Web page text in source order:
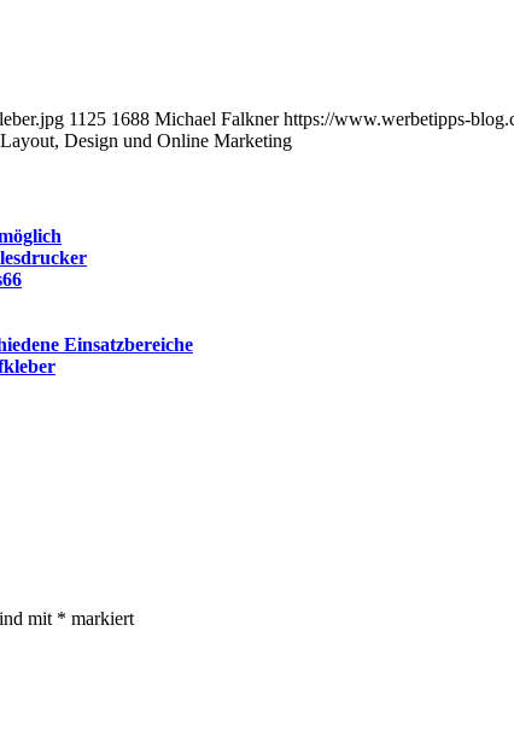
1125 1688 Michael Falkner https://www.werbetipps-
Design und Online Marketing
Einsatzbereiche
mit * markiert